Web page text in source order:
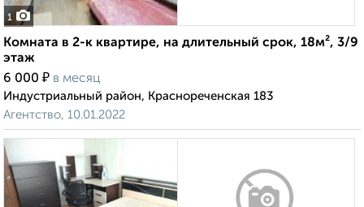
1
Комната в 2-к квартире, на длительный срок, 18м², 3/9
этаж
6 000 ₽ в месяц
Индустриальный район, Краснореченская 183
Агентство, 10.01.2022